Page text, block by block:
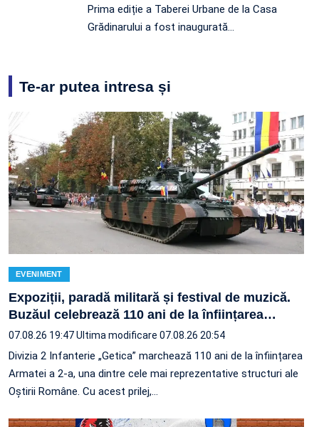
Prima ediție a Taberei Urbane de la Casa
Grădinarului a fost inaugurată…
Te-ar putea intresa și
EVENIMENT
Expoziții, paradă militară și festival de muzică.
Buzăul celebrează 110 ani de la înființarea…
07.08.26 19:47Ultima modificare 07.08.26 20:54
Divizia 2 Infanterie „Getica” marchează 110 ani de la înființarea
Armatei a 2-a, una dintre cele mai reprezentative structuri ale
Oștirii Române. Cu acest prilej,…